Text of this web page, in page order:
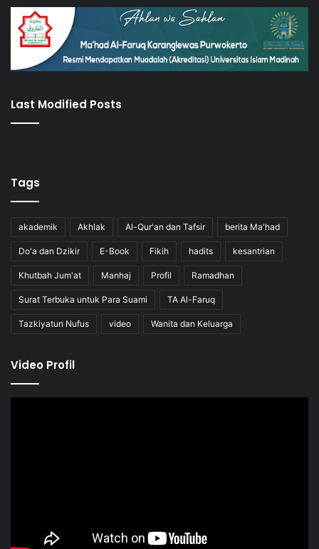
Last Modified Posts
Tags
akademik Akhlak Al-Qur'an dan Tafsir berita Ma'had
Do'a dan Dzikir E-Book Fikih hadits kesantrian
Khutbah Jum'at Manhaj Profil Ramadhan
Surat Terbuka untuk Para Suami TA Al-Faruq
Tazkiyatun Nufus video Wanita dan Keluarga
Video Profil